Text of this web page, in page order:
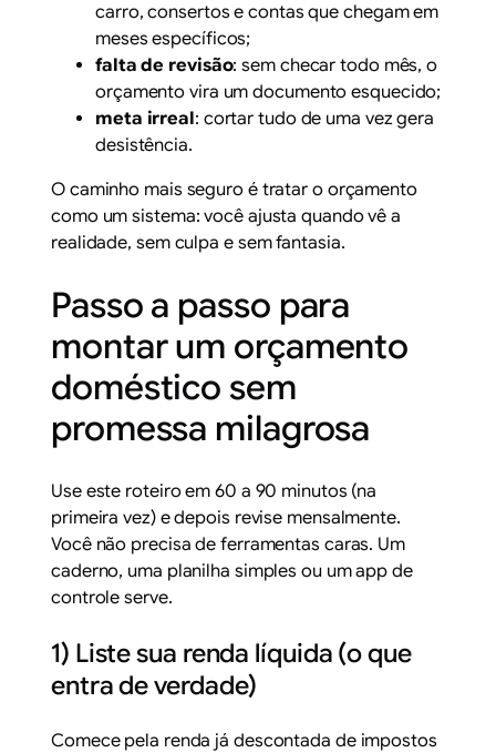
carro, consertos e contas que chegam em
meses específicos;
falta de revisão: sem checar todo mês, o
orçamento vira um documento esquecido;
meta irreal: cortar tudo de uma vez gera
desistência.
O caminho mais seguro é tratar o orçamento
como um sistema: você ajusta quando vê a
realidade, sem culpa e sem fantasia.
Passo a passo para
montar um orçamento
doméstico sem
promessa milagrosa
Use este roteiro em 60 a 90 minutos (na
primeira vez) e depois revise mensalmente.
Você não precisa de ferramentas caras. Um
caderno, uma planilha simples ou um app de
controle serve.
1) Liste sua renda líquida (o que
entra de verdade)
Comece pela renda já descontada de impostos